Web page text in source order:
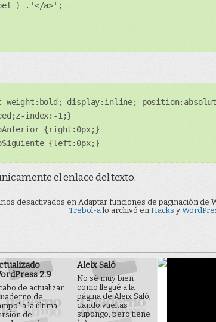
) .'</a>';
weight:bold; display:inline;
index:-1;}
{right:0px;}
{left:0px;}
el enlace del texto.
desactivados en Adaptar funciones de paginación de
Trebol-alo archivó en Hacks y
2.9
de actualizar
de
a la última
de
Aleix Saló
No sé muy bien
como llegué a la
página de Aleix Saló,
dando vueltas
supongo, pero tiene